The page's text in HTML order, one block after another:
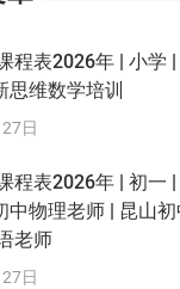
程表2026年 | 小学
思维数学培训
日
程表2026年 | 初一
中物理老师 | 昆山初
老师
日